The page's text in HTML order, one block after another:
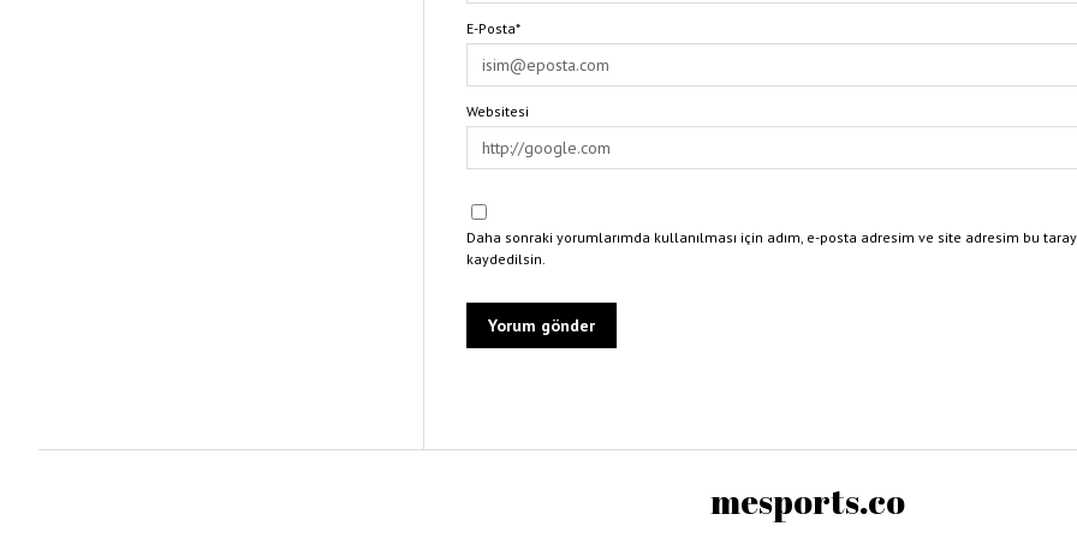
E-Posta*
Websitesi
Daha sonraki yorumlarımda kullanılması için adım, e-posta adresim ve site adresim bu
kaydedilsin.
mesports.co